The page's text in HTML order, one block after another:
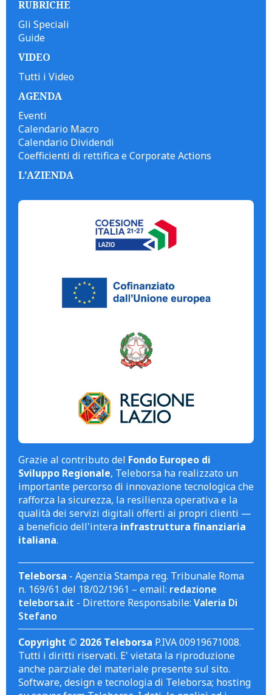
RUBRICHE
Gli Speciali
Guide
VIDEO
Tutti i Video
AGENDA
Eventi
Calendario Macro
Calendario Dividendi
Coefficienti di rettifica e Corporate Actions
L'AZIENDA
Grazie al contributo del Fondo Europeo di
Sviluppo Regionale, Teleborsa ha realizzato un
importante percorso di innovazione tecnologica che
rafforza la sicurezza, la resilienza operativa e la
qualità dei servizi digitali offerti ai propri clienti —
a beneficio dell'intera infrastruttura finanziaria
italiana.
Teleborsa - Agenzia Stampa reg. Tribunale Roma
n. 169/61 del 18/02/1961 – email: redazione
teleborsa.it - Direttore Responsabile: Valeria Di
Stefano
Copyright © 2026 Teleborsa P.IVA 00919671008.
Tutti i diritti riservati. E' vietata la riproduzione
anche parziale del materiale presente sul sito.
Software, design e tecnologia di Teleborsa; hosting